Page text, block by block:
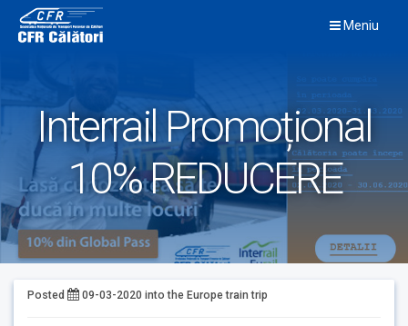
content
Meniu
Interrail Promoțional
10% REDUCERE
Posted 09-03-2020 into the Europe train trip